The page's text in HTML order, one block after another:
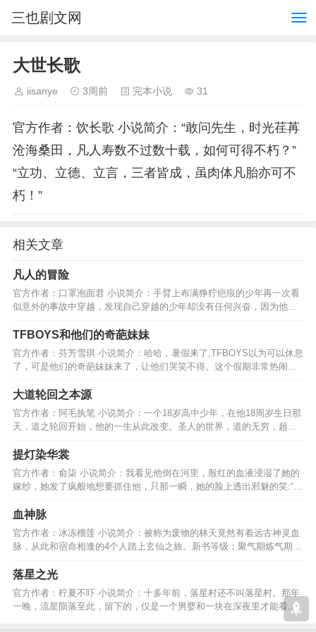
三也剧文网
大世长歌
iisanye 3周前 完本小说 31
官方作者：饮长歌 小说简介：“敢问先生，时光荏苒
沧海桑田，凡人寿数不过数十载，如何可得不朽？”
“立功、立德、立言，三者皆成，虽肉体凡胎亦可不
朽！”
相关文章
凡人的冒险
官方作者：口罩泡面君 小说简介：手臂上布满狰狞疤痕的少年再一次看
似意外的事故中穿越，发现自己穿越的少年却没有任何兴奋，因为他觉
得......好麻烦啊！！…
TFBOYS和他们的奇葩妹妹
官方作者：芬芳雪琪 小说简介：哈哈，暑假来了,TFBOYS以为可以休息
了，可是他们的奇葩妹妹来了，让他们哭笑不得。这个假期非常热闹，
（好奇葩的妹妹啊~^O^）…
大道轮回之本源
官方作者：阿毛执笔 小说简介：一个18岁高中少年，在他18周岁生日那
天，道之轮回开始，他的一生从此改变。圣人的世界，道的无穷，超越
大道，成就道之本源。…
提灯染华裳
官方作者：俞柒 小说简介：我看见他倒在河里，殷红的血液浸湿了她的
嫁纱，她发了疯般地想要抓住他，只那一瞬，她的脸上透出邪魅的笑:“你
终究还是去了……”…
血神脉
官方作者：冰冻榴莲 小说简介：被称为废物的林天竟然有着远古神灵血
脉，从此和宿命相逢的4个人踏上玄仙之旅。新书等级；聚气期炼气期结
丹期丹变期暴丹化仙…
落星之光
官方作者：柠夏不吓 小说简介：十多年前，落星村还不叫落星村。那年
一晚，流星陨落至此，留下的，仅是一个男婴和一块在深夜里才能看见